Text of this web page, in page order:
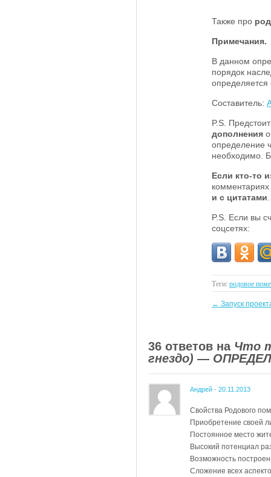
Также про
Примечания.
В данном
порядок
определяется
Составитель:
P.S.
дополнения
определение
необходимо.
Если кто-то
и с цитатами
P.S. Если вы
соцсетях:
Теги: родовое
← Запуск
36 ответов на Что
гнездо) —
Андрей - 20.11.2013
Свойства Родового
Приобретение своей
Постоянное место
Высокий потенциал
Возможность
Сложение всех